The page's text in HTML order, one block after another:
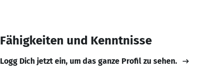
Fähigkeiten und Kenntnisse
Logg Dich jetzt ein, um das ganze Profil zu sehen.